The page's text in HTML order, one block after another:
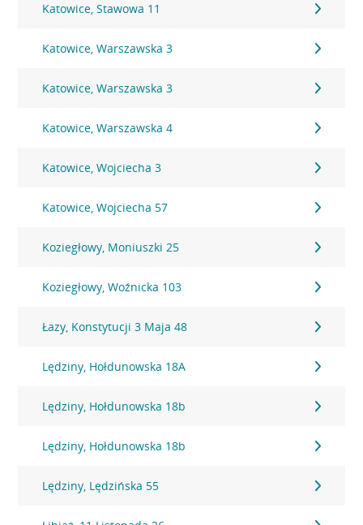
Katowice, Stawowa 11
Katowice, Warszawska 3
Katowice, Warszawska 3
Katowice, Warszawska 4
Katowice, Wojciecha 3
Katowice, Wojciecha 57
Koziegłowy, Moniuszki 25
Koziegłowy, Woźnicka 103
Łazy, Konstytucji 3 Maja 48
Lędziny, Hołdunowska 18A
Lędziny, Hołdunowska 18b
Lędziny, Hołdunowska 18b
Lędziny, Lędzińska 55